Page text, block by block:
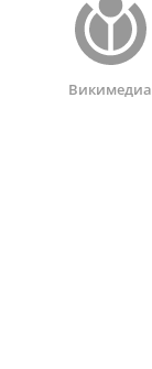
Викимедиа